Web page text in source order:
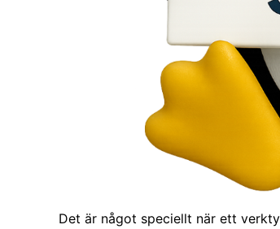
Det är något speciellt när ett